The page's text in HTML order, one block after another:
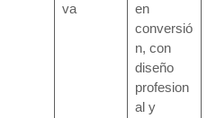
va
en
conversió
n, con
diseño
profesion
al y